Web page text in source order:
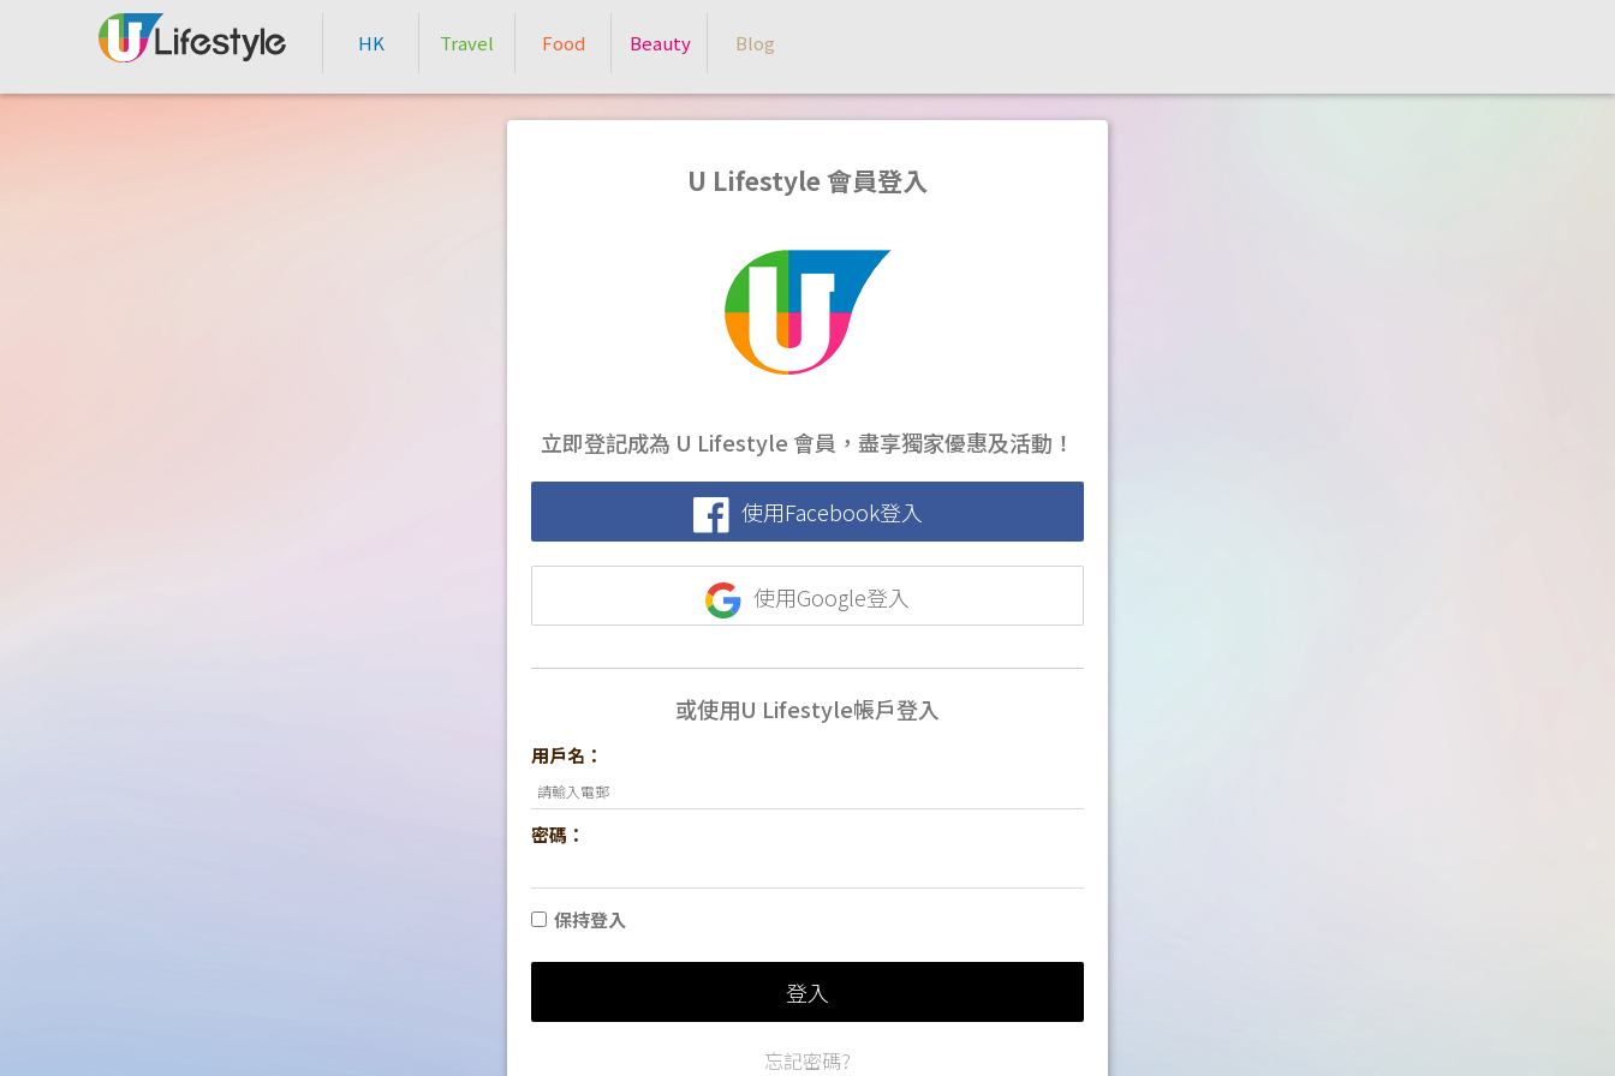
HK Travel Food Beauty Blog
U Lifestyle 會員登入
立即登記成為 U Lifestyle 會員，盡享獨家優惠及活動！
使用Facebook登入
使用Google登入
或使用U Lifestyle帳戶登入
用戶名：
密碼：
保持登入
登入
忘記密碼?